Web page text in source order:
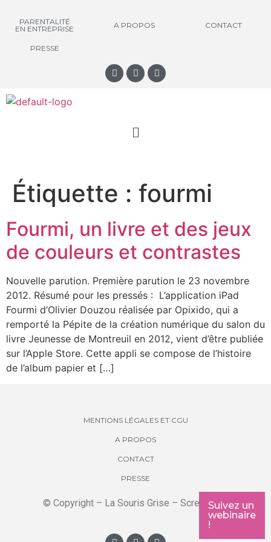
PARENTALITÉ
EN ENTREPRISE
A PROPOS CONTACT
PRESSE
Suivez un
webinaire
!
Étiquette : fourmi
Fourmi, un livre et des jeux
de couleurs et contrastes
Nouvelle parution. Première parution le 23 novembre
2012. Résumé pour les pressés : L’application iPad
Fourmi d’Olivier Douzou réalisée par Opixido, qui a
remporté la Pépite de la création numérique du salon du
livre Jeunesse de Montreuil en 2012, vient d’être publiée
sur l’Apple Store. Cette appli se compose de l’histoire
de l’album papier et […]
MENTIONS LÉGALES ET CGU
A PROPOS
CONTACT
PRESSE
© Copyright – La Souris Grise – Screenkids